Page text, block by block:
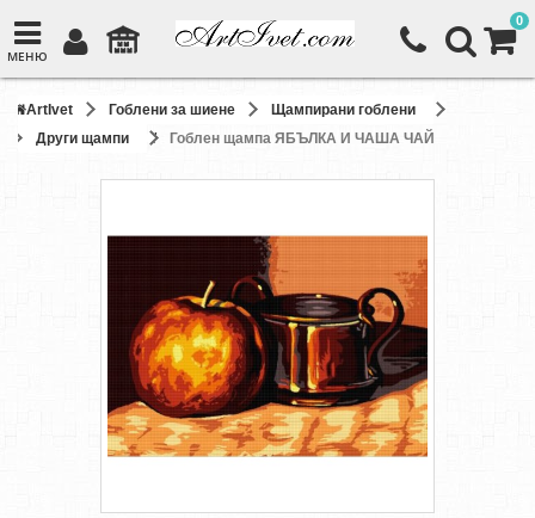
МЕНЮ
0
ArtIvet Гоблени за шиене
Щампирани гоблени
Други щампи
Гоблен щампа ЯБЪЛКА И ЧАША ЧАЙ